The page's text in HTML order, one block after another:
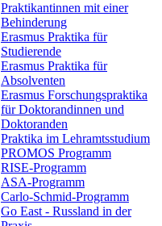
Praktikantinnen mit einer
Behinderung
Erasmus Praktika für
Studierende
Erasmus Praktika für
Absolventen
Erasmus Forschungspraktika
für Doktorandinnen und
Doktoranden
Praktika im Lehramtsstudium
PROMOS Programm
RISE-Programm
ASA-Programm
Carlo-Schmid-Programm
Go East - Russland in der